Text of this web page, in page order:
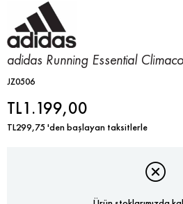
adidas Running Essential
JZ0506
TL1.199,00
TL299,75'den başlayan taksitlerle